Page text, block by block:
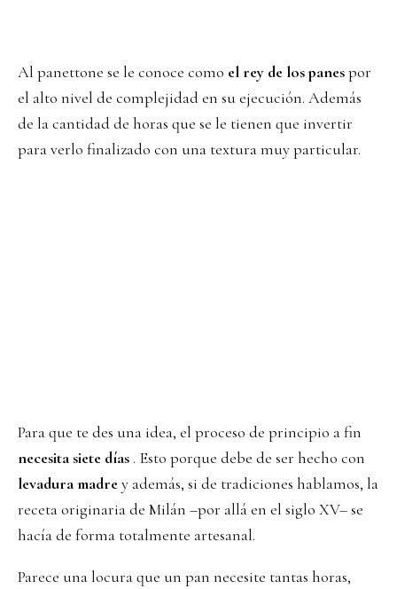
Al panettone se le conoce como el rey de los panespor
el alto nivel de complejidad en su ejecución. Además
de la cantidad de horas que se le tienen que invertir
para verlo finalizado con una textura muy particular.
Para que te des una idea, el proceso de principio a fin
necesita siete días. Esto porque debe de ser hecho con
levadura madrey además, si de tradiciones hablamos, la
receta originaria de Milán –por allá en el siglo XV– se
hacía de forma totalmente artesanal.
Parece una locura que un pan necesite tantas horas,